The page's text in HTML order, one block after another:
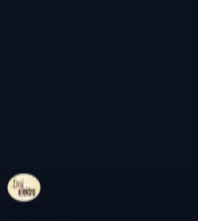
Pregledajte internetsku trgovinu